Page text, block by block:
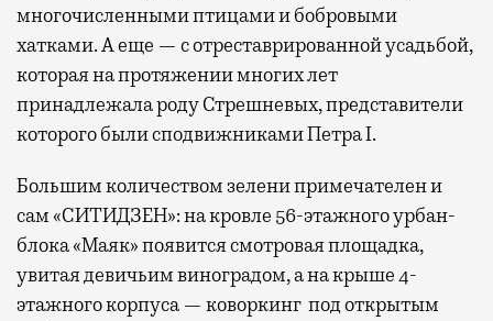
многочисленными птицами и бобровыми
хатками. А еще — с отреставрированной усадьбой,
которая на протяжении многих лет
принадлежала роду Стрешневых, представители
которого были сподвижниками Петра I.
Большим количеством зелени примечателен и
сам «СИТИДЗЕН»: на кровле 56-этажного урбан-
блока «Маяк» появится смотровая площадка,
увитая девичьим виноградом, а на крыше 4-
этажного корпуса — коворкинг под открытым